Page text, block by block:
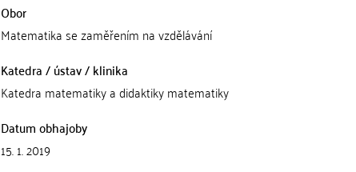
Obor
Matematika se zaměřením na vzdělávání
Katedra / ústav / klinika
Katedra matematiky a didaktiky matematiky
Datum obhajoby
15. 1. 2019